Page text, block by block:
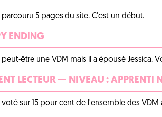
parcouru 5 pages du site. C'est un début.
ENDING
peut-être une VDM mais il a épousé Jessica.
LECTEUR — NIVEAU : APPRENTI
voté sur 15 pour cent de l'ensemble des VDM